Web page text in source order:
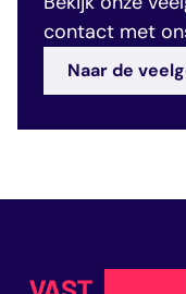
contact met
Naar de